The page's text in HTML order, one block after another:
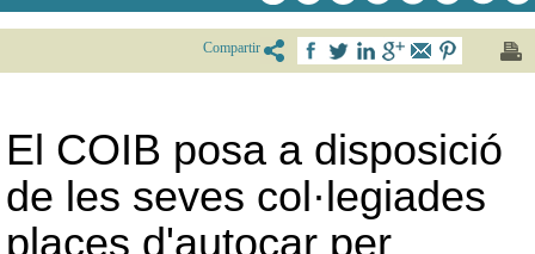
Compartir
El COIB posa a disposició
de les seves col·legiades
places d'autocar per